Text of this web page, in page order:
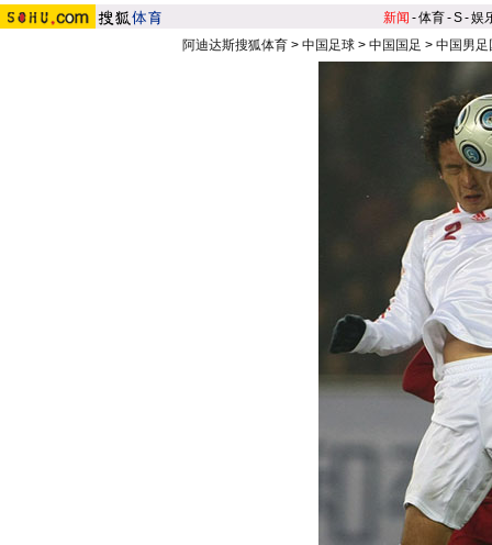
新闻 -体育-S-娱
阿迪达斯搜狐体育> 中国足球> 中国国足 > 中国男足